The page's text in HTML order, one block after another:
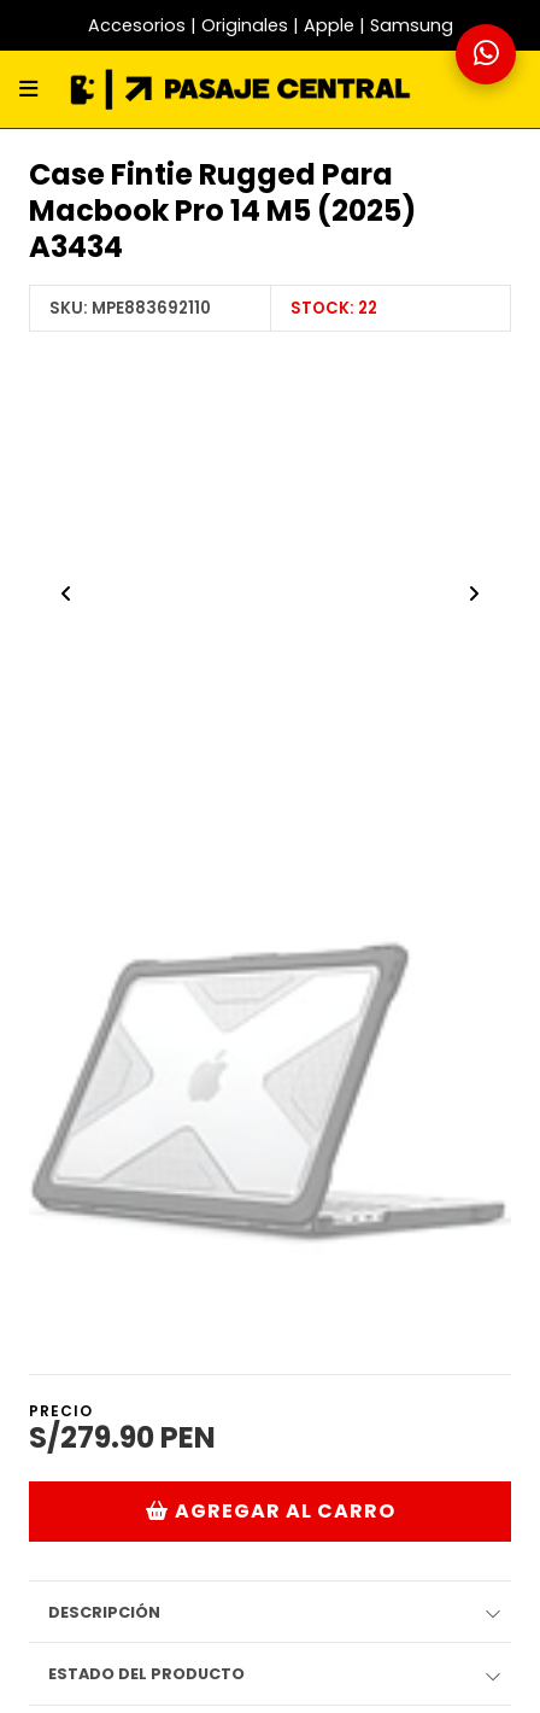
Accesorios | Originales | Apple | Samsung
Case Fintie Rugged Para
Macbook Pro 14 M5 (2025)
A3434
SKU: MPE883692110 STOCK: 22
PRECIO
S/279.90 PEN
AGREGAR AL CARRO
DESCRIPCIÓN
ESTADO DEL PRODUCTO